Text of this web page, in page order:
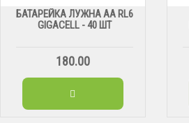
БАТАРЕЙКА ЛУЖНА AA RL6
GIGACELL - 40 ШТ
180.00